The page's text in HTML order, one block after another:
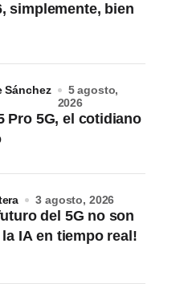
simplemente, bien
Pro 5G, el cotidiano
Sánchez
5 agosto,
2026
del 5G no son
IA en tiempo real!
3 agosto, 2026